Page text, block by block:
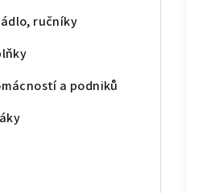
ručníky
a podniků